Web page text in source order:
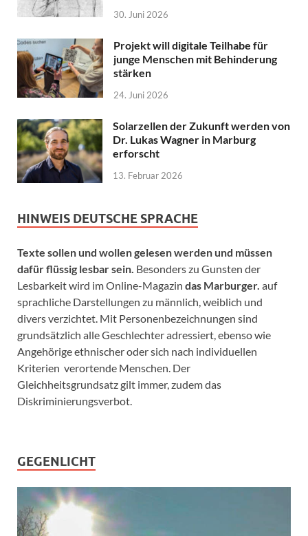
30. Juni 2026
Projekt will digitale Teilhabe für
junge Menschen mit Behinderung
stärken
24. Juni 2026
Solarzellen der Zukunft werden von
Dr. Lukas Wagner in Marburg
erforscht
13. Februar 2026
HINWEIS DEUTSCHE SPRACHE
Texte sollen und wollen gelesen werden und müssen
dafür flüssig lesbar sein. Besonders zu Gunsten der
Lesbarkeit wird im Online-Magazin das Marburger. auf
sprachliche Darstellungen zu männlich, weiblich und
divers verzichtet. Mit Personenbezeichnungen sind
grundsätzlich alle Geschlechter adressiert, ebenso wie
Angehörige ethnischer oder sich nach individuellen
Kriterien verortende Menschen. Der
Gleichheitsgrundsatz gilt immer, zudem das
Diskriminierungsverbot.
GEGENLICHT